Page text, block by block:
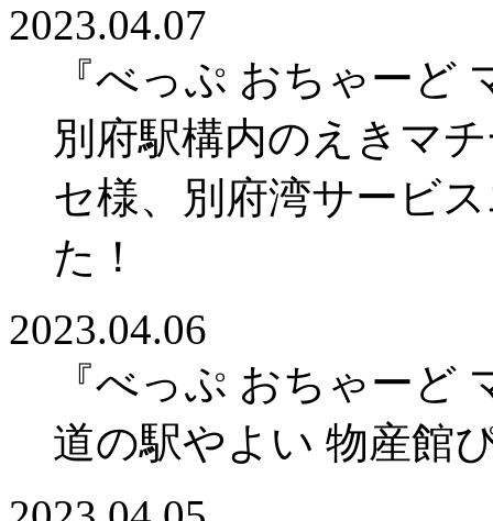
2023.04.07
『べっぷ おちゃーど
別府駅構内のえきマ
セ様、別府湾サービ
た！
2023.04.06
『べっぷ おちゃーど
道の駅やよい 物産館